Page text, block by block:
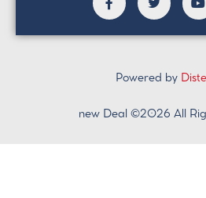
Powered by
new Deal ©2026 All